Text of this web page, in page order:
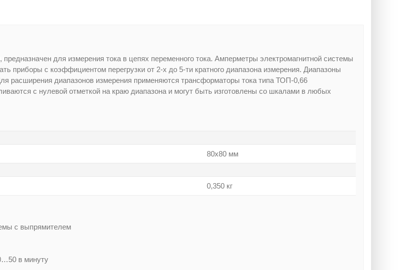
для измерения тока в цепях переменного тока. Амперметры электромагнитной системы
приборы с коэффициентом перегрузки от 2-х до 5-ти кратного диапазона измерения. Диапазоны
расширения диапазонов измерения применяются трансформаторы тока типа ТОП-0,66
с нулевой отметкой на краю диапазона и могут быть изготовлены со шкалами в любых
80х80 мм
0,350 кг
с выпрямителем
в минуту